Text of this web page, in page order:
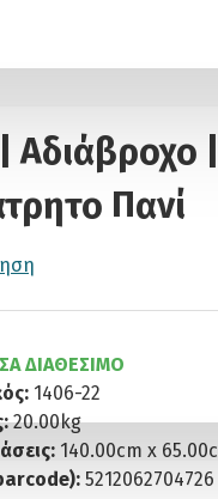
|
Πανί
ΔΙΑΘΈΣΙΜΟ
1406-22
20.00kg
140.00cm x
5212062704726